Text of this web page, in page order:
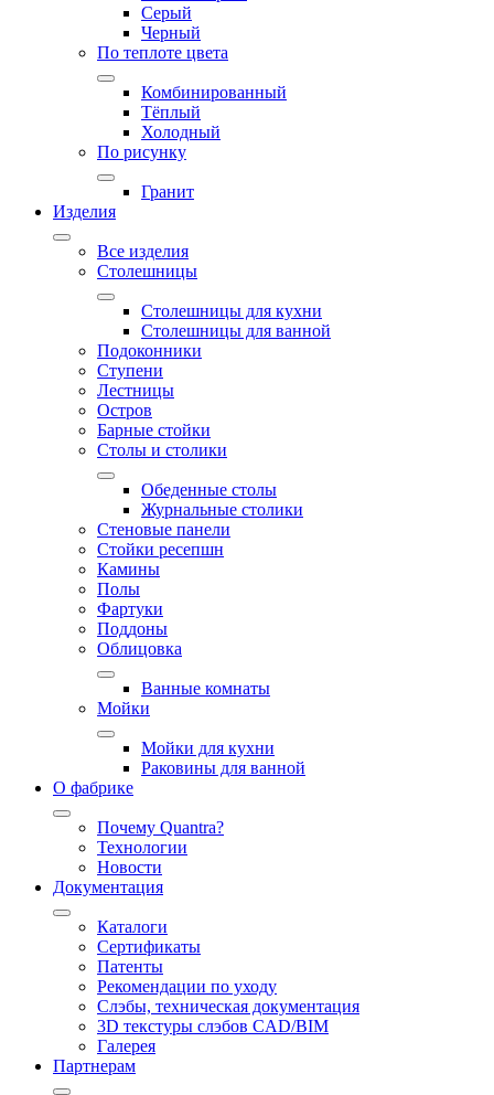
Серый
Черный
По теплоте цвета
Комбинированный
Тёплый
Холодный
По рисунку
Гранит
Изделия
Все изделия
Столешницы
Столешницы для кухни
Столешницы для ванной
Подоконники
Ступени
Лестницы
Остров
Барные стойки
Столы и столики
Обеденные столы
Журнальные столики
Стеновые панели
Стойки ресепшн
Камины
Полы
Фартуки
Поддоны
Облицовка
Ванные комнаты
Мойки
Мойки для кухни
Раковины для ванной
О фабрике
Почему Quantra?
Технологии
Новости
Документация
Каталоги
Сертификаты
Патенты
Рекомендации по уходу
Слэбы, техническая документация
3D текстуры слэбов CAD/BIM
Галерея
Партнерам